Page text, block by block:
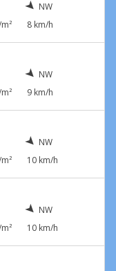
NW
8 km/h
NW
9 km/h
NW
10 km/h
NW
10 km/h